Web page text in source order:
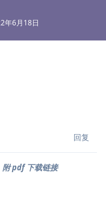
年6月18日
回复
pdf 下载链接